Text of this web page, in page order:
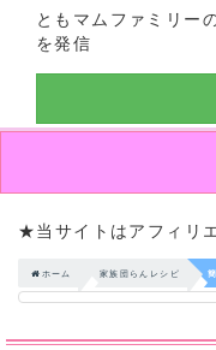
ともマムファミリー
を発信
★当サイトはアフィリ
ホーム 家族団らんレシピ